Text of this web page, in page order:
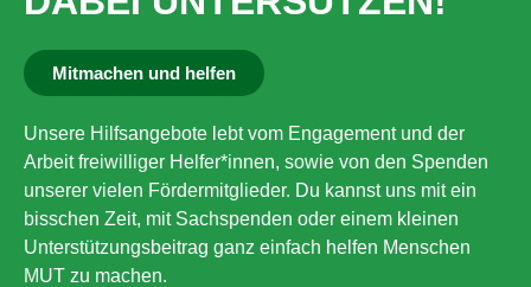
Mitmachen und helfen
Unsere Hilfsangebote lebt vom Engagement und der
Arbeit freiwilliger Helfer*innen, sowie von den Spenden
unserer vielen Fördermitglieder. Du kannst uns mit ein
bisschen Zeit, mit Sachspenden oder einem kleinen
Unterstützungsbeitrag ganz einfach helfen Menschen
MUT zu machen.